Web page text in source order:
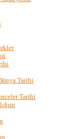
Tarihi
Tarihi